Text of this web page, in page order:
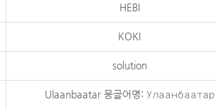
HEBI
KOKI
solution
Ulaanbaatar 몽골어명: Улаанбаатар